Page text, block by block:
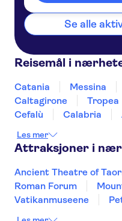
Se alle
Reisemål i
Catania Messina
Caltagirone
Tropea
Cefalù
Calabria
Les mer
Attraksjoner i
Ancient Theatre of
Roman Forum
Vatikanmuseene